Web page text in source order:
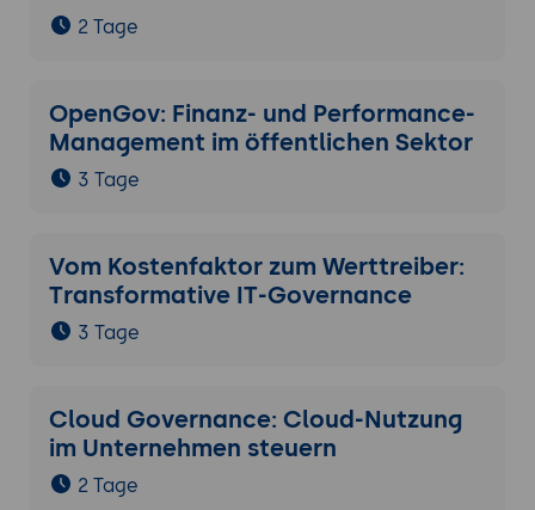
2 Tage
OpenGov: Finanz- und Performance-
Management im öffentlichen Sektor
3 Tage
Vom Kostenfaktor zum Werttreiber:
Transformative IT-Governance
3 Tage
Cloud Governance: Cloud-Nutzung
im Unternehmen steuern
2 Tage